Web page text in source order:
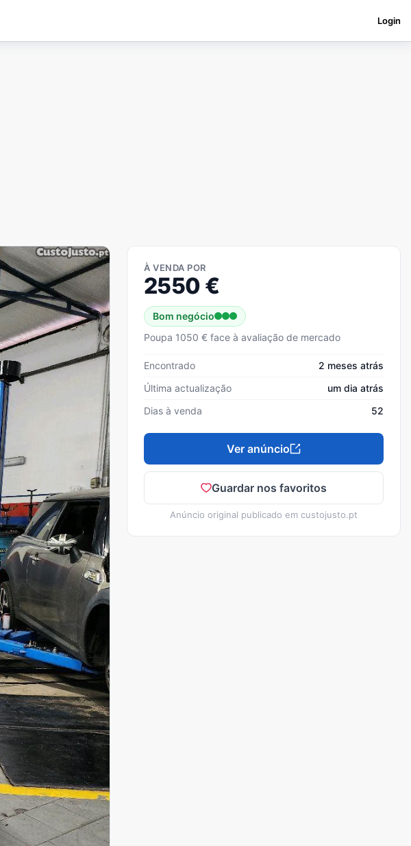
Login
À VENDA POR
2550 €
Bom negócio
Poupa 1050 € face à avaliação de mercado
Encontrado
2 meses atrás
Última actualização
um dia atrás
Dias à venda
52
Ver anúncio
Guardar nos favoritos
Anúncio original publicado em custojusto.pt